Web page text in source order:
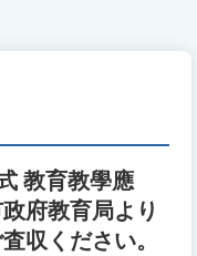
教育教學應
府教育局より
収ください。